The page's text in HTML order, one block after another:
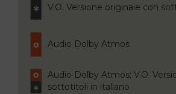
V.O. Versione originale con
Audio Dolby Atmos
Audio Dolby Atmos; V.O.
sottotitoli in italiano